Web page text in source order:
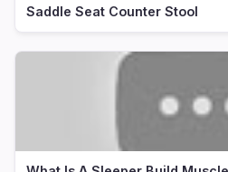
Saddle Seat Counter Stool